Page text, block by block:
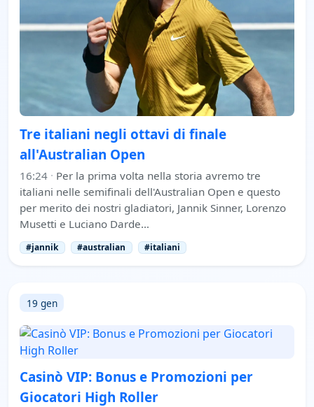
Tre italiani negli ottavi di finale
all'Australian Open
16:24 · Per la prima volta nella storia avremo tre
italiani nelle semifinali dell'Australian Open e questo
per merito dei nostri gladiatori, Jannik Sinner, Lorenzo
Musetti e Luciano Darde…
#jannik #australian #italiani
19 gen
Casinò VIP: Bonus e Promozioni per
Giocatori High Roller